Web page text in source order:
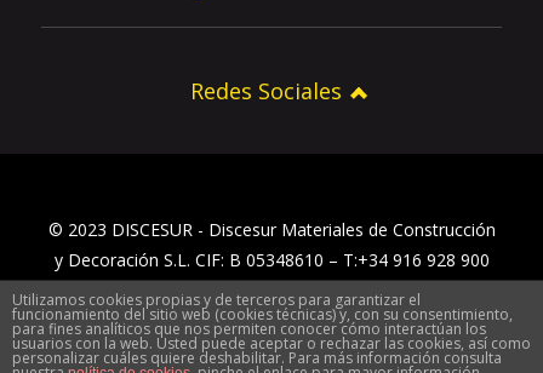
Redes Sociales
© 2023 DISCESUR - Discesur Materiales de Construcción
y Decoración S.L. CIF: B 05348610 – T:+34 916 928 900
Inicio
Aviso Legal y política de privacidad
Sobre Discesur
Contacto Discesur Localización
Utilizamos cookies propias y de terceros para garantizar el
funcionamiento del sitio web (cookies técnicas) y, con su consentimiento,
para fines analíticos que nos permiten conocer cómo interactúan los
usuarios con la web. Usted puede aceptar o rechazar las cookies, así como
personalizar cuáles quiere deshabilitar. Para más información consulta